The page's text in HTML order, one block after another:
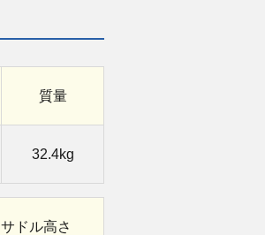
質量
32.4kg
サドル高さ